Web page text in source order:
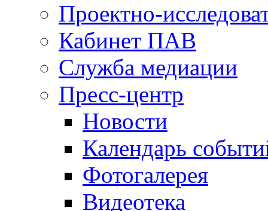
Проектно-
Кабинет ПАВ
Служба медиации
Пресс-центр
Новости
Календарь
Фотогалерея
Видеотека